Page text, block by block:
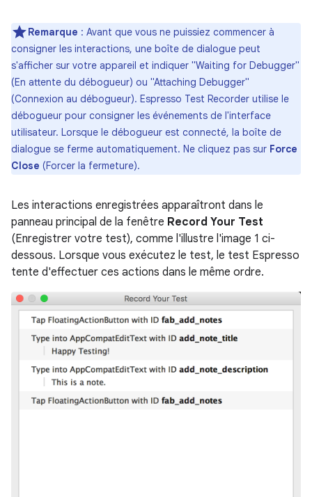
Remarque : Avant que vous ne puissiez commencer à
consigner les interactions, une boîte de dialogue peut
s'afficher sur votre appareil et indiquer "Waiting for Debugger"
(En attente du débogueur) ou "Attaching Debugger"
(Connexion au débogueur). Espresso Test Recorder utilise le
débogueur pour consigner les événements de l'interface
utilisateur. Lorsque le débogueur est connecté, la boîte de
dialogue se ferme automatiquement. Ne cliquez pas sur Force
Close (Forcer la fermeture).
Les interactions enregistrées apparaîtront dans le
panneau principal de la fenêtre Record Your Test
(Enregistrer votre test), comme l'illustre l'image 1 ci-
dessous. Lorsque vous exécutez le test, le test Espresso
tente d'effectuer ces actions dans le même ordre.